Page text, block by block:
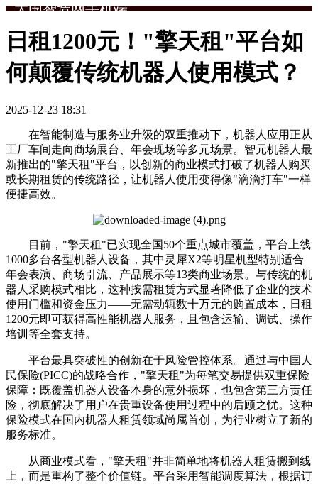
大国智造网手机端
日租1200元！"擎天租"平台如
何颠覆传统机器人使用模式？
2025-12-23 18:31
在智能制造与服务业升级的双重推动下，机器人应用正从
工厂车间走向商场展台、年会现场等多元场景。智元机器人最
新推出的"擎天租"平台，以创新的商业模式打破了机器人购买
或长期租赁的传统路径，让机器人使用变得像"滴滴打车"一样
便捷高效。
目前，"擎天租"已实现全国50个重点城市覆盖，平台上线
1000多台各型机器人设备，其中灵犀X2等明星机型特别适合
年会表演、商场引流、产品展示等13类商业场景。与传统的机
器人采购模式相比，这种按需租赁方式显著降低了企业的技术
使用门槛和资金压力——无需动辄数十万元的购置成本，日租
1200元即可获得高性能机器人服务，且包含运输、调试、操作
培训等全套支持。
平台最具突破性的创新在于风险管控体系。通过与中国人
民保险(PICC)的战略合作，"擎天租"为每笔交易提供双重保险
保障：既覆盖机器人设备本身的意外损坏，也包含第三方责任
险，彻底解决了用户在贵重设备使用过程中的后顾之忧。这种
保险模式在国内机器人租赁领域尚属首创，为行业树立了新的
服务标准。
从商业模式看，"擎天租"并非简单地将机器人租赁搬到线
上，而是重构了整个价值链。平台采用智能调度算法，根据订